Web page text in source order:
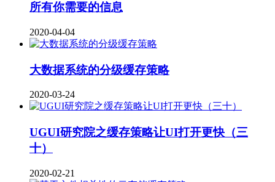
所有你需要的信息
2020-04-04
大数据系统的分级缓存策略
2020-03-24
UGUI研究院之缓存策略让UI打开更快（三
十）
2020-02-21